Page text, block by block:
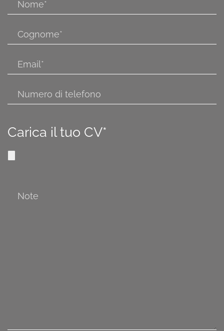
Carica il tuo CV*